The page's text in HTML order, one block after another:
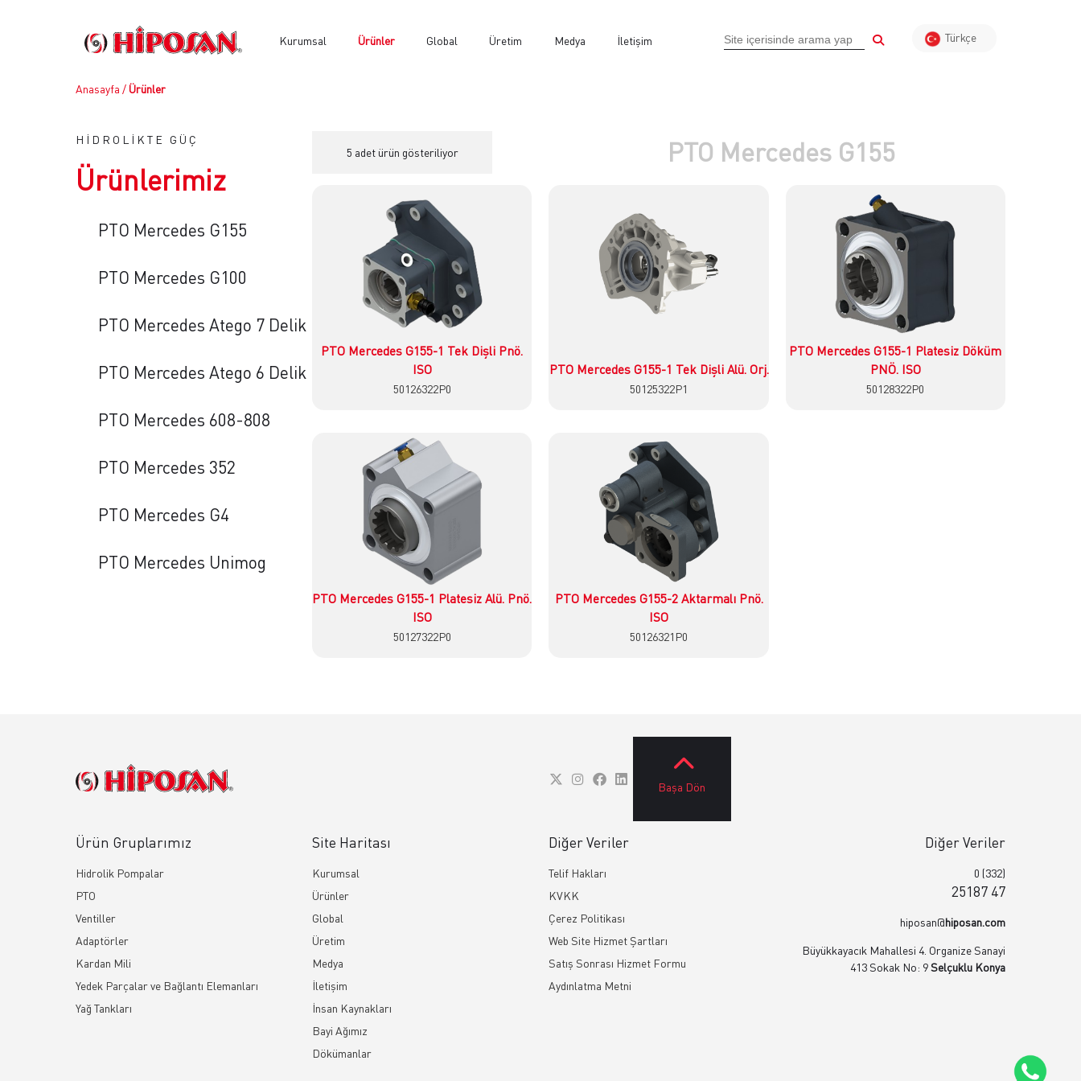
Kurumsal Ürünler Global Üretim Medya İletişim
Türkçe
Anasayfa /Ürünler
HİDROLİKTE GÜÇ
Ürünlerimiz
PTO Mercedes G155
PTO Mercedes G100
PTO Mercedes Atego 7 Delik
PTO Mercedes Atego 6 Delik
PTO Mercedes 608-808
PTO Mercedes 352
PTO Mercedes G4
PTO Mercedes Unimog
5 adet ürün gösteriliyor PTO Mercedes G155
PTO Mercedes G155-1 Tek Dişli Pnö.
ISO
50126322P0
PTO Mercedes G155-1 Tek Dişli Alü. Orj.
50125322P1
PTO Mercedes G155-1 Platesiz Döküm
PNÖ. ISO
50128322P0
PTO Mercedes G155-1 Platesiz Alü. Pnö.
ISO
50127322P0
PTO Mercedes G155-2 Aktarmalı Pnö.
ISO
50126321P0
Başa Dön
Ürün Gruplarımız
Hidrolik Pompalar
PTO
Ventiller
Adaptörler
Kardan Mili
Yedek Parçalar ve Bağlantı Elemanları
Yağ Tankları
Site Haritası
Kurumsal
Ürünler
Global
Üretim
Medya
İletişim
İnsan Kaynakları
Bayi Ağımız
Dökümanlar
Diğer Veriler
Telif Hakları
KVKK
Çerez Politikası
Web Site Hizmet Şartları
Satış Sonrası Hizmet Formu
Aydınlatma Metni
Diğer Veriler
0 (332)
25187 47
hiposan@hiposan.com
Büyükkayacık Mahallesi 4. Organize Sanayi
413 Sokak No: 9Selçuklu Konya